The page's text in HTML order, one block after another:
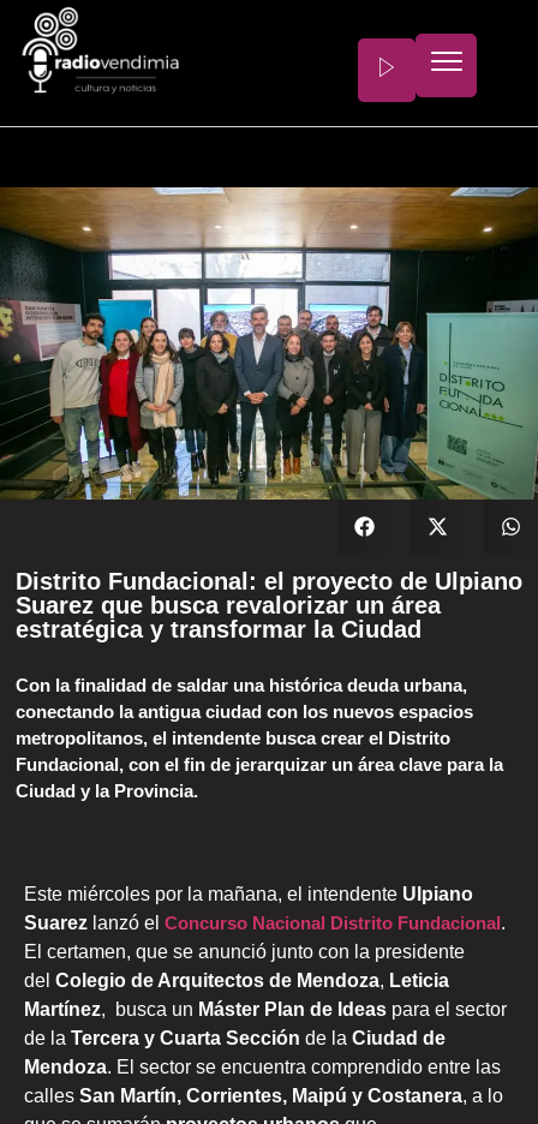
Distrito Fundacional: el proyecto de Ulpiano
Suarez que busca revalorizar un área
estratégica y transformar la Ciudad
Con la finalidad de saldar una histórica deuda urbana,
conectando la antigua ciudad con los nuevos espacios
metropolitanos, el intendente busca crear el Distrito
Fundacional, con el fin de jerarquizar un área clave para la
Ciudad y la Provincia.
Este miércoles por la mañana, el intendente Ulpiano
Suarez lanzó el Concurso Nacional Distrito Fundacional.
El certamen, que se anunció junto con la presidente
del Colegio de Arquitectos de Mendoza, Leticia
Martínez, busca un Máster Plan de Ideas para el sector
de la Tercera y Cuarta Sección de la Ciudad de
Mendoza. El sector se encuentra comprendido entre las
calles San Martín, Corrientes, Maipú y Costanera, a lo